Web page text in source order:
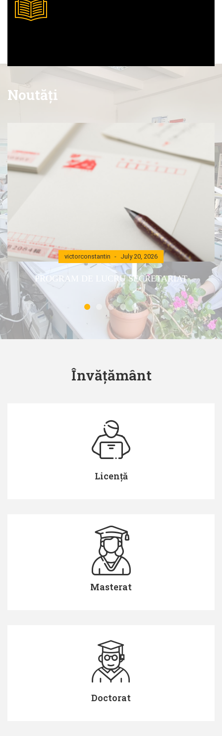
Noutăți
victorconstantin July 20, 2026
PROGRAM DE LUCRU SECRETARIAT
Învățământ
Licență
Masterat
Doctorat